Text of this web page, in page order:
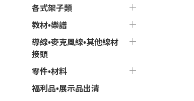
各式架子類
教材•樂譜
導線•麥克風線•其他線材
接頭
零件•材料
福利品•展示品出清